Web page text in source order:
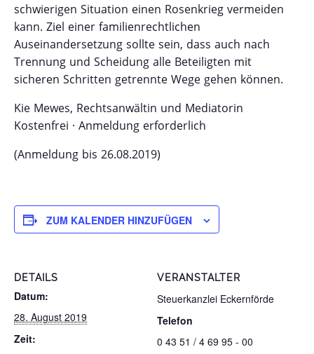
schwierigen Situation einen Rosenkrieg vermeiden
kann. Ziel einer familienrechtlichen
Auseinandersetzung sollte sein, dass auch nach
Trennung und Scheidung alle Beteiligten mit
sicheren Schritten getrennte Wege gehen können.
Kie Mewes, Rechtsanwältin und Mediatorin
Kostenfrei · Anmeldung erforderlich
(Anmeldung bis 26.08.2019)
ZUM KALENDER HINZUFÜGEN
DETAILS
Datum:
28. August 2019
Zeit:
VERANSTALTER
Steuerkanzlei Eckernförde
Telefon
0 43 51 / 4 69 95 - 00